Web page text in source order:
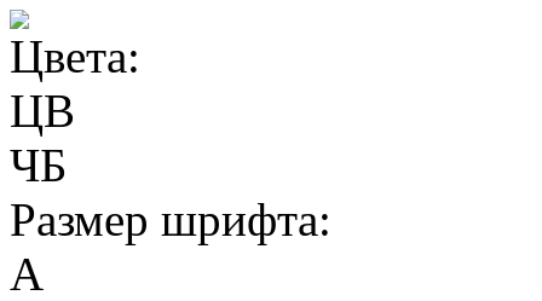
Цвета:
ЦВ
ЧБ
Размер шрифта:
А